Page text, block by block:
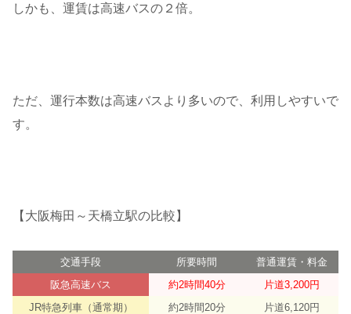
しかも、運賃は高速バスの２倍。
ただ、運行本数は高速バスより多いので、利用しやすいで
す。
【大阪梅田～天橋立駅の比較】
交通手段 所要時間
普通運賃・料金
阪急高速バス
約2時間40分
片道3,200円
JR特急列車（通常期）
約2時間20分
片道6,120円